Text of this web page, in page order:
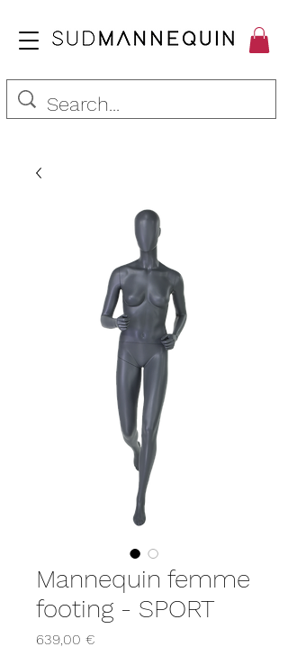
Mannequin femme
footing - SPORT
639,00 €